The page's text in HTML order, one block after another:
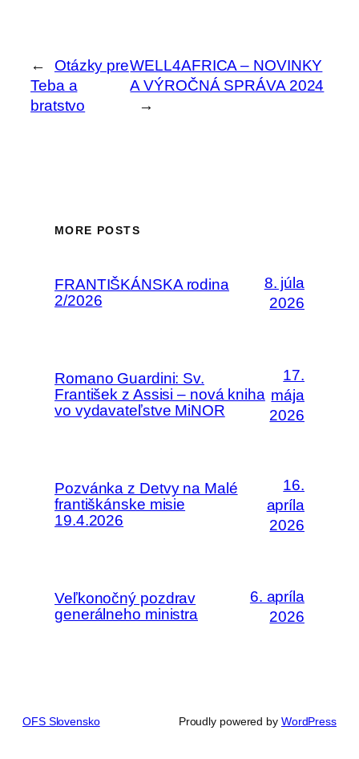
←
Otázky pre
Teba a
bratstvo
WELL4AFRICA – NOVINKY
A VÝROČNÁ SPRÁVA 2024
→
MORE POSTS
FRANTIŠKÁNSKA rodina
2/2026
8. júla
2026
Romano Guardini: Sv.
František z Assisi – nová kniha
vo vydavateľstve MiNOR
17.
mája
2026
Pozvánka z Detvy na Malé
františkánske misie
19.4.2026
16.
apríla
2026
Veľkonočný pozdrav
generálneho ministra
6. apríla
2026
OFS Slovensko Proudly powered by WordPress